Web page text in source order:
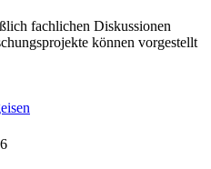
fachlichen Diskussionen
können vorgestellt